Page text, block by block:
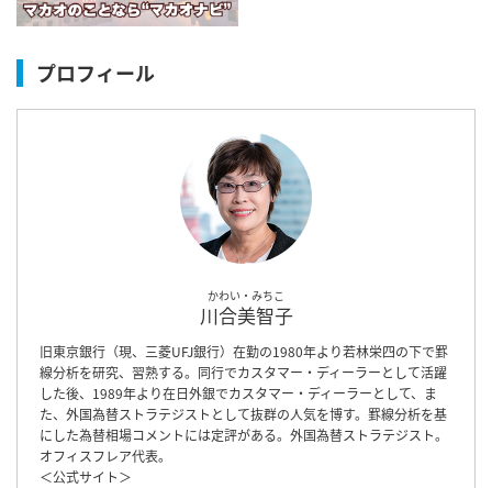
プロフィール
かわい・みちこ
川合美智子
旧東京銀行（現、三菱UFJ銀行）在勤の1980年より若林栄四の下で罫
線分析を研究、習熟する。同行でカスタマー・ディーラーとして活躍
した後、1989年より在日外銀でカスタマー・ディーラーとして、ま
た、外国為替ストラテジストとして抜群の人気を博す。罫線分析を基
にした為替相場コメントには定評がある。外国為替ストラテジスト。
オフィスフレア代表。
＜公式サイト＞